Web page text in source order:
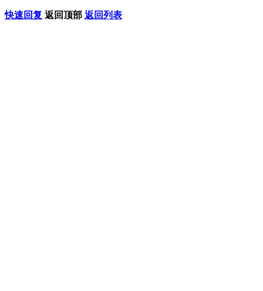
快速回复 返回顶部 返回列表